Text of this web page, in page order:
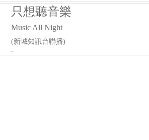
只想聽音樂
Music All Night
(新城知訊台聯播)
-